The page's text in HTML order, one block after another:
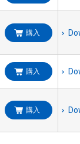
購入
購入
購入